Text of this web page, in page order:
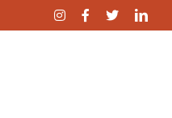
InstagramFacebook
Twitter